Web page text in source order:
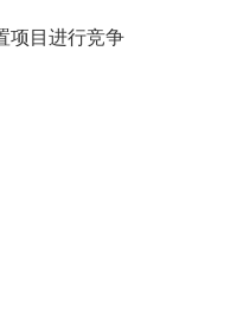
项目进行竞争